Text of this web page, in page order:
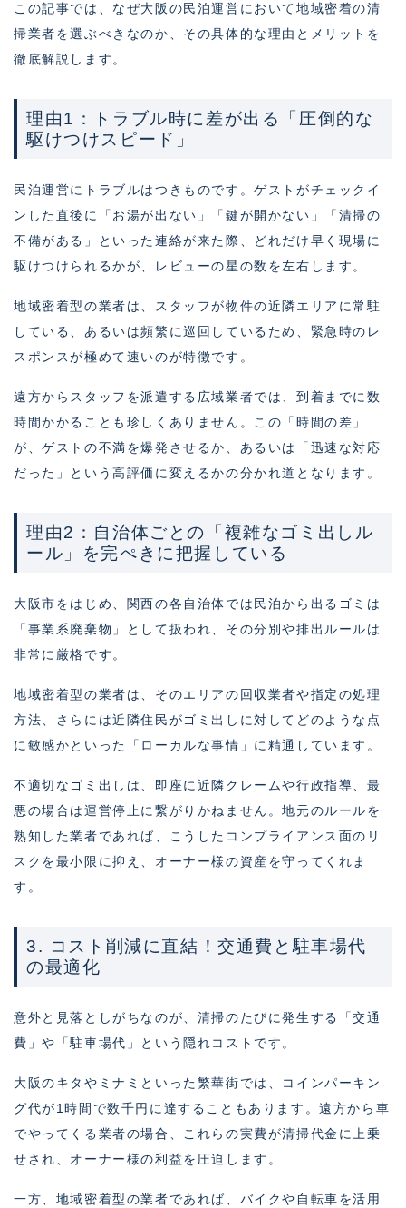
この記事では、なぜ大阪の民泊運営において地域密着の清
掃業者を選ぶべきなのか、その具体的な理由とメリットを
徹底解説します。
理由1：トラブル時に差が出る「圧倒的な
駆けつけスピード」
民泊運営にトラブルはつきものです。ゲストがチェックイ
ンした直後に「お湯が出ない」「鍵が開かない」「清掃の
不備がある」といった連絡が来た際、どれだけ早く現場に
駆けつけられるかが、レビューの星の数を左右します。
地域密着型の業者は、スタッフが物件の近隣エリアに常駐
している、あるいは頻繁に巡回しているため、緊急時のレ
スポンスが極めて速いのが特徴です。
遠方からスタッフを派遣する広域業者では、到着までに数
時間かかることも珍しくありません。この「時間の差」
が、ゲストの不満を爆発させるか、あるいは「迅速な対応
だった」という高評価に変えるかの分かれ道となります。
理由2：自治体ごとの「複雑なゴミ出しル
ール」を完ぺきに把握している
大阪市をはじめ、関西の各自治体では民泊から出るゴミは
「事業系廃棄物」として扱われ、その分別や排出ルールは
非常に厳格です。
地域密着型の業者は、そのエリアの回収業者や指定の処理
方法、さらには近隣住民がゴミ出しに対してどのような点
に敏感かといった「ローカルな事情」に精通しています。
不適切なゴミ出しは、即座に近隣クレームや行政指導、最
悪の場合は運営停止に繋がりかねません。地元のルールを
熟知した業者であれば、こうしたコンプライアンス面のリ
スクを最小限に抑え、オーナー様の資産を守ってくれま
す。
3. コスト削減に直結！交通費と駐車場代
の最適化
意外と見落としがちなのが、清掃のたびに発生する「交通
費」や「駐車場代」という隠れコストです。
大阪のキタやミナミといった繁華街では、コインパーキン
グ代が1時間で数千円に達することもあります。遠方から車
でやってくる業者の場合、これらの実費が清掃代金に上乗
せされ、オーナー様の利益を圧迫します。
一方、地域密着型の業者であれば、バイクや自転車を活用